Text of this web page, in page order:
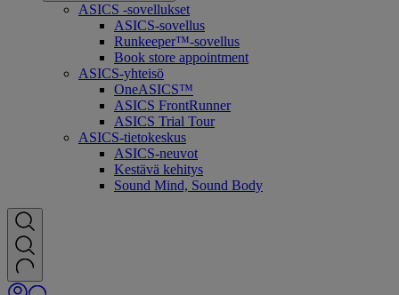
ASICS -sovellukset
ASICS-sovellus
Runkeeper™-sovellus
Book store appointment
ASICS-yhteisö
OneASICS™
ASICS FrontRunner
ASICS Trial Tour
ASICS-tietokeskus
ASICS-neuvot
Kestävä kehitys
Sound Mind, Sound Body